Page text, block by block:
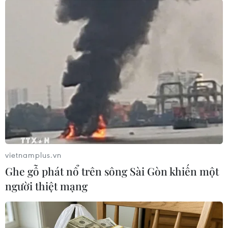
(Vietnam+)
vietnamplus.vn
Ghe gỗ phát nổ trên sông Sài Gòn khiến một
người thiệt mạng